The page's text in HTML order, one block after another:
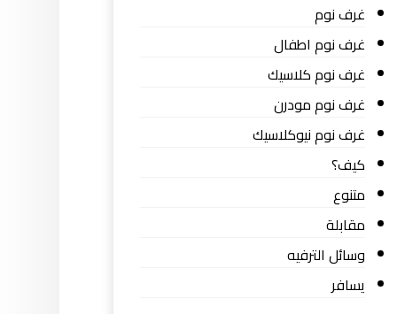
غرف نوم
غرف نوم اطفال
غرف نوم كلاسيك
غرف نوم مودرن
غرف نوم نيوكلاسيك
كيف؟
متنوع
مقابلة
وسائل الترفيه
يسافر